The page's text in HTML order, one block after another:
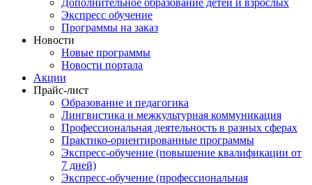
Дополнительное образование детей и взрослых
Экспресс обучение
Программы на заказ
Новости
Новые программы
Новости портала
Акции
Прайс-лист
Образование и педагогика
Лингвистика и межкультурная коммуникация
Профессиональная деятельность в разных сферах
Практико-ориентированные программы
Экспресс-обучение (повышение квалификации от
7 дней)
Экспресс-обучение (профессиональная